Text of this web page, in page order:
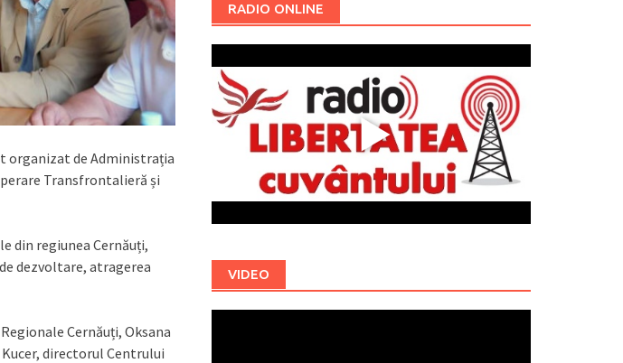
organizat de Administrația
Transfrontalieră și
din regiunea Cernăuți,
dezvoltare, atragerea
Cernăuți, Oksana
directorul Centrului
RADIO ONLINE
VIDEO